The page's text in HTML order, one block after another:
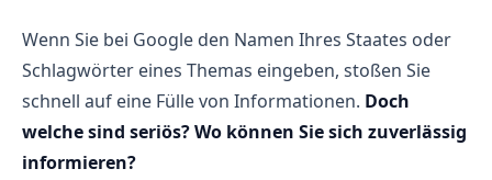
Wenn Sie bei Google den Namen Ihres Staates oder
Schlagwörter eines Themas eingeben, stoßen Sie
schnell auf eine Fülle von Informationen. Doch
welche sind seriös? Wo können Sie sich zuverlässig
informieren?